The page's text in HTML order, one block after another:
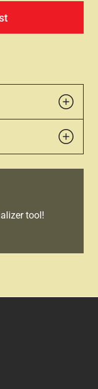
tool!